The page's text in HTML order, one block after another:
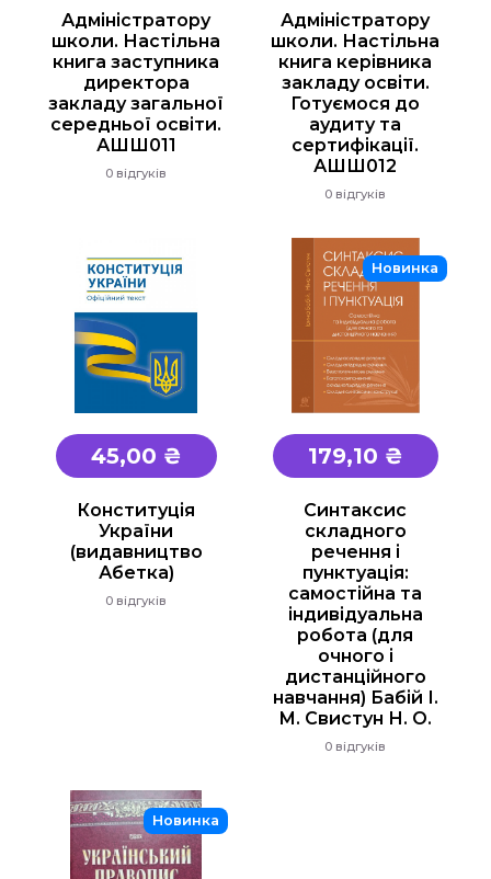
Адміністратору
школи. Настільна
книга заступника
директора
закладу загальної
середньої освіти.
АШШ011
0 відгуків
Адміністратору
школи. Настільна
книга керівника
закладу освіти.
Готуємося до
аудиту та
сертифікації.
АШШ012
0 відгуків
45,00 ₴
Конституція
України
(видавництво
Абетка)
0 відгуків
Новинка
179,10 ₴
Синтаксис
складного
речення і
пунктуація:
самостійна та
індивідуальна
робота (для
очного і
дистанційного
навчання) Бабій І.
М. Свистун Н. О.
0 відгуків
Новинка
2 клас
3 клас
4 клас
Універсальна література для 1-4 класів
Методичні рекомендації, все для
вчителя
Інше
Основна та старша школа
Основи здоров'я
Історія
Правознавство
Географія
Біологія Природознавство Екологія
Трудове навчання
Інформатика
Етика, Християнська етика